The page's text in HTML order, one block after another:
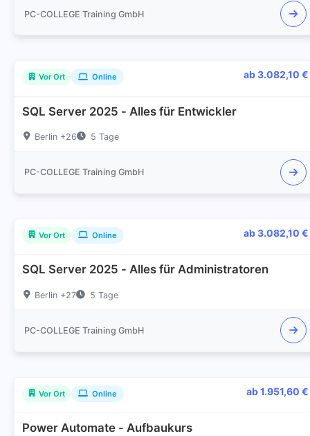
PC-COLLEGE Training GmbH
Vor Ort Online ab 3.082,10 €
SQL Server 2025 - Alles für Entwickler
Berlin +26 5 Tage
PC-COLLEGE Training GmbH
Vor Ort Online ab 3.082,10 €
SQL Server 2025 - Alles für Administratoren
Berlin +27 5 Tage
PC-COLLEGE Training GmbH
Vor Ort Online ab 1.951,60 €
Power Automate - Aufbaukurs